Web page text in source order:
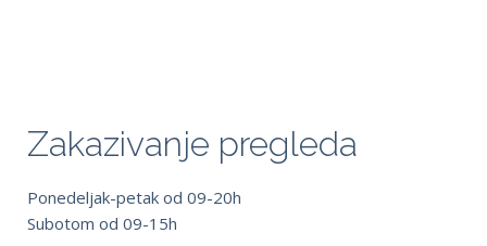
Zakazivanje pregleda
Ponedeljak-petak od 09-20h
Subotom od 09-15h